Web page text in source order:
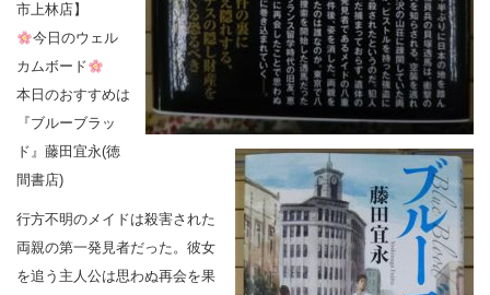
市上林店】
今日のウェル
カムボード
本日のおすすめは
『ブルーブラッ
ド』藤田宜永(徳
間書店)
行方不明のメイドは殺害された
両親の第一発見者だった。彼女
を追う主人公は思わぬ再会を果